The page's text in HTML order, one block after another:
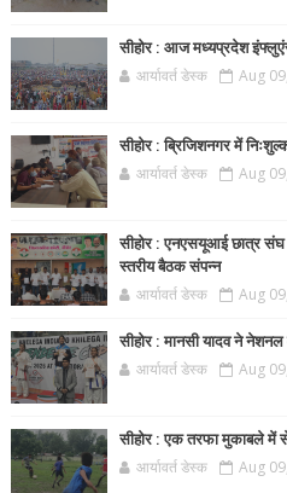
सीहोर : आज मध्यप्रदेश
आर्यावर्त डेस्क Aug
सीहोर : ब्रिजिशनगर में
आर्यावर्त डेस्क Aug
सीहोर : एनएसयूआई छात्र संघ
स्तरीय बैठक संपन्न
आर्यावर्त डेस्क Aug
सीहोर : मानसी यादव ने नेशनल
आर्यावर्त डेस्क Aug
सीहोर : एक तरफा मुकाबले में
आर्यावर्त डेस्क Aug